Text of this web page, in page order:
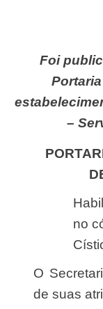
Foi publicada no DOU de hoje (21), a
–
PORTARIA SAS N. 1.264, DE 18 DE
Habilita estabelecimentos de Saúde
no
O Secretario de Atenção à Saúde, no uso
de suas